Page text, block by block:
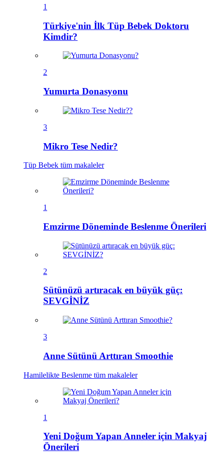
1
Türkiye'nin İlk Tüp Bebek Doktoru
Kimdir?
2
Yumurta Donasyonu
3
Mikro Tese Nedir?
Tüp Bebek tüm makaleler
1
Emzirme Döneminde Beslenme Önerileri
2
Sütünüzü artıracak en büyük güç:
SEVGİNİZ
3
Anne Sütünü Arttıran Smoothie
Hamilelikte Beslenme tüm makaleler
1
Yeni Doğum Yapan Anneler için Makyaj
Önerileri